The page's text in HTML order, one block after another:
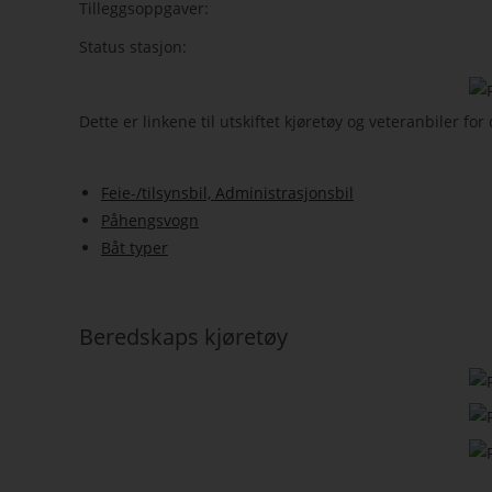
Tilleggsoppgaver:
Status stasjon:
Dette er linkene til utskiftet kjøretøy og veteranbiler
Feie-/tilsynsbil, Administrasjonsbil
Påhengsvogn
Båt typer
Beredskaps kjøretøy